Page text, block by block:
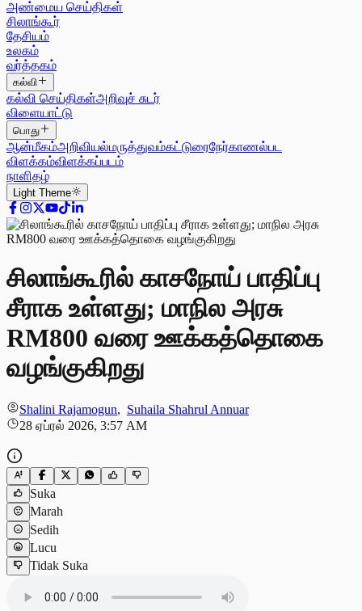
அண்மைய செய்திகள்
சிலாங்கூர்
தேசியம்
உலகம்
வர்த்தகம்
கல்வி
கல்வி செய்திகள்அறிவுச் சுடர்
விளையாட்டு
பொது
ஆன்மீகம்அறிவியல்மருத்துவம்கட்டுரைநேர்காணல்பட
விளக்கம்விளக்கப்படம்
நாளிதழ்
Light Theme
சிலாங்கூரில் காசநோய் பாதிப்பு
சீராக உள்ளது; மாநில அரசு
RM800 வரை ஊக்கத்தொகை
வழங்குகிறது
Shalini Rajamogun, Suhaila Shahrul Annuar
28 ஏப்ரல் 2026, 3:57 AM
Suka
Marah
Sedih
Lucu
Tidak Suka